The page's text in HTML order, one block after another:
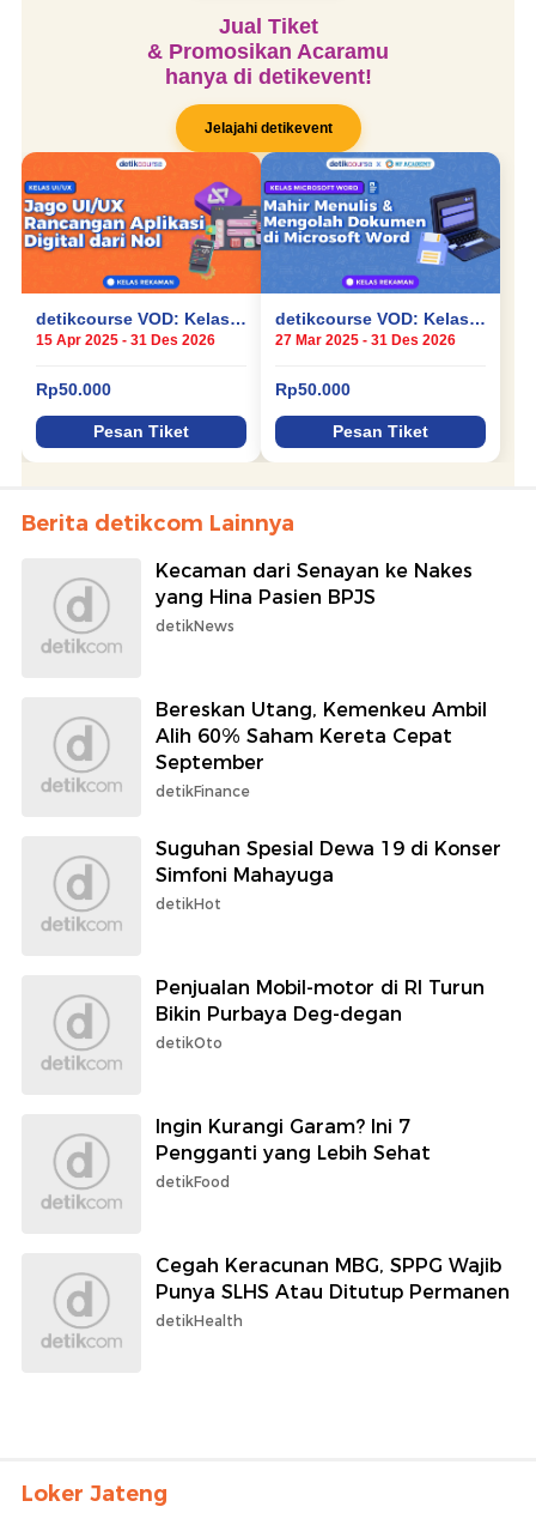
Berita detikcom Lainnya
Kecaman dari Senayan ke Nakes
yang Hina Pasien BPJS
detikNews
Bereskan Utang, Kemenkeu Ambil
Alih 60% Saham Kereta Cepat
September
detikFinance
Suguhan Spesial Dewa 19 di Konser
Simfoni Mahayuga
detikHot
Penjualan Mobil-motor di RI Turun
Bikin Purbaya Deg-degan
detikOto
Ingin Kurangi Garam? Ini 7
Pengganti yang Lebih Sehat
detikFood
Cegah Keracunan MBG, SPPG Wajib
Punya SLHS Atau Ditutup Permanen
detikHealth
Loker Jateng